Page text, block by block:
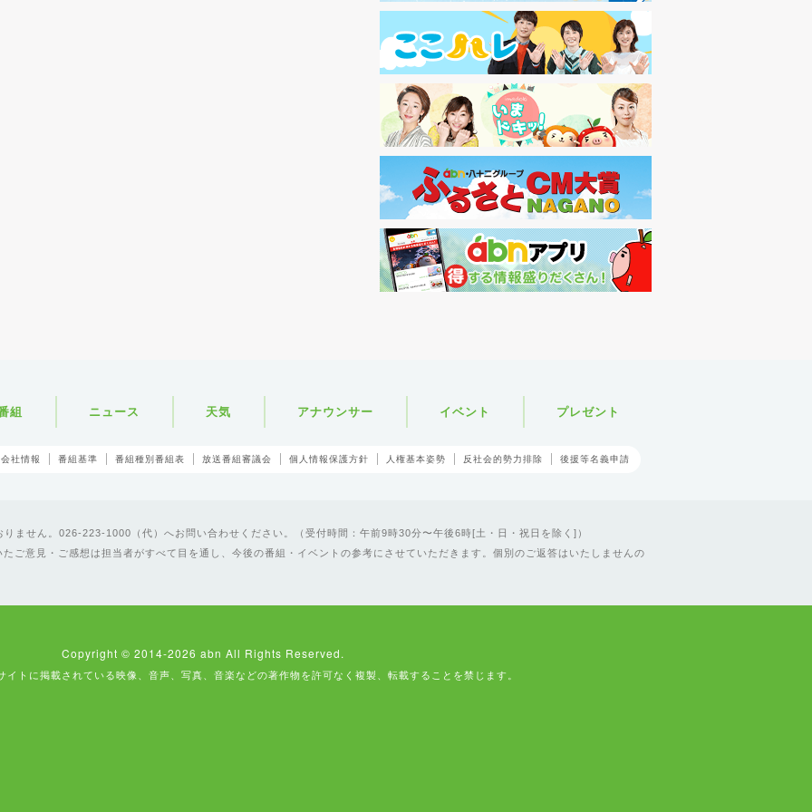
組 ニュース 天気 アナウンサー イベント プレゼント
会社情報 番組基準 番組種別番組表 放送番組審議会 個人情報保護方針 人権基本姿勢 反社会的勢力排除 後援等名義申請
ません。026-223-1000（代）へお問い合わせください。（受付時間：午前9時30分〜午後6時[土・日・祝日を除く]）
たご意見・ご感想は担当者がすべて目を通し、今後の番組・イベントの参考にさせていただきます。個別のご返答はいたしませんの
Copyright © 2014-2026 abn All Rights Reserved.
イトに掲載されている映像、音声、写真、音楽などの著作物を許可なく複製、転載することを禁じます。